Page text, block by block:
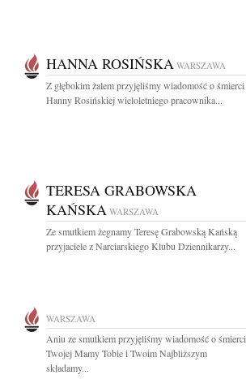
HANNA ROSIŃSKA WARSZAWA
Z głębokim żalem przyjęliśmy wiadomość o śmierci
Hanny Rosińskiej wieloletniego pracownika...
TERESA GRABOWSKA
KAŃSKA WARSZAWA
Ze smutkiem żegnamy Teresę Grabowską Kańską
przyjaciele z Narciarskiego Klubu Dziennikarzy...
WARSZAWA
Aniu ze smutkiem przyjęliśmy wiadomość o śmierci
Twojej Mamy Tobie i Twoim Najbliższym
składamy...